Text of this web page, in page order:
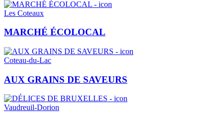
Les Coteaux
MARCHÉ ÉCOLOCAL
Coteau-du-Lac
AUX GRAINS DE SAVEURS
Vaudreuil-Dorion